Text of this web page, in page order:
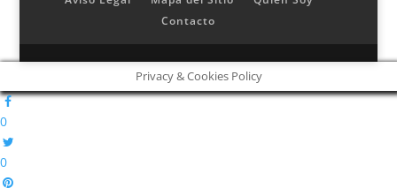
Contacto
Privacy & Cookies Policy
0
0